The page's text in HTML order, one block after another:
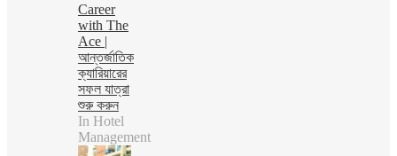
Career
with The
Ace |
আন্তর্জাতিক
ক্যারিয়ারের
সফল যাত্রা
শুরু করুন
In Hotel
Management